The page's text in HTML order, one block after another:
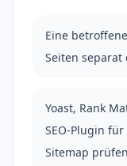
Eine
Seiten separat
Yoast, Rank
SEO-Plugin
Sitemap